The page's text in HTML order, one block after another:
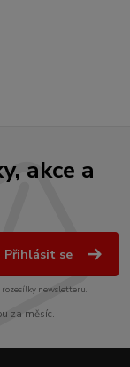
akce a
Přihlásit se
newsletteru.
za měsíc.